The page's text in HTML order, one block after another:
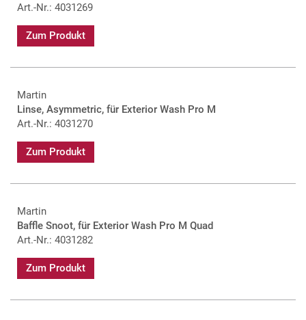
Art.-Nr.: 4031269
Zum Produkt
Martin
Linse, Asymmetric, für Exterior Wash Pro M
Art.-Nr.: 4031270
Zum Produkt
Martin
Baffle Snoot, für Exterior Wash Pro M Quad
Art.-Nr.: 4031282
Zum Produkt